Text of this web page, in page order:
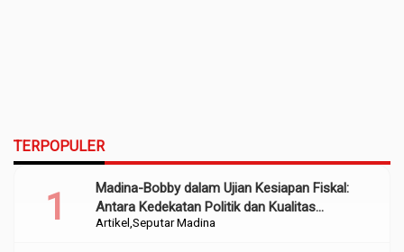
TERPOPULER
Artikel Seputar Madina
Madina-Bobby dalam Ujian Kesiapan Fiskal:
Antara Kedekatan Politik dan Kualitas
Perencanaan